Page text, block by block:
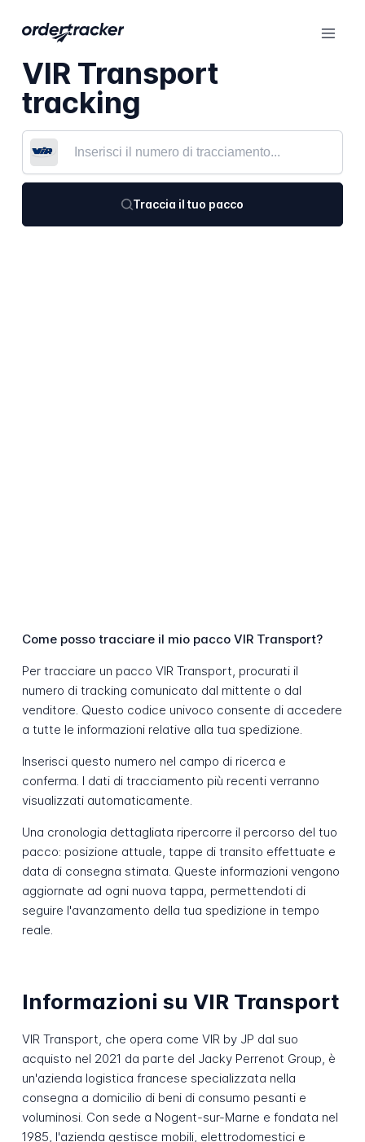
VIR Transport
tracking
Traccia il tuo pacco
Come posso tracciare il mio pacco VIR Transport?
Per tracciare un pacco VIR Transport, procurati il
numero di tracking comunicato dal mittente o dal
venditore. Questo codice univoco consente di accedere
a tutte le informazioni relative alla tua spedizione.
Inserisci questo numero nel campo di ricerca e
conferma. I dati di tracciamento più recenti verranno
visualizzati automaticamente.
Una cronologia dettagliata ripercorre il percorso del tuo
pacco: posizione attuale, tappe di transito effettuate e
data di consegna stimata. Queste informazioni vengono
aggiornate ad ogni nuova tappa, permettendoti di
seguire l'avanzamento della tua spedizione in tempo
reale.
Informazioni su VIR Transport
VIR Transport, che opera come VIR by JP dal suo
acquisto nel 2021 da parte del Jacky Perrenot Group, è
un'azienda logistica francese specializzata nella
consegna a domicilio di beni di consumo pesanti e
voluminosi. Con sede a Nogent-sur-Marne e fondata nel
1985, l'azienda gestisce mobili, elettrodomestici e